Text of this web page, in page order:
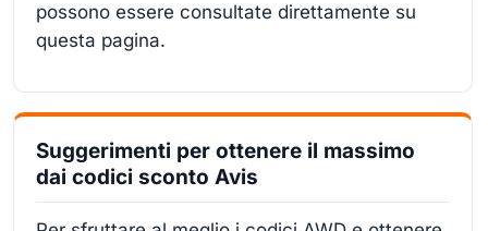
possono essere consultate direttamente su
questa pagina.
Suggerimenti per ottenere il massimo
dai codici sconto Avis